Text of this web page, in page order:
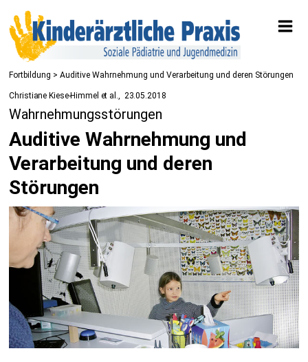
Fortbildung > Auditive Wahrnehmung und Verarbeitung und deren Störungen
Christiane Kiese-Himmel et al. 23.05.2018
Wahrnehmungsstörungen
Auditive Wahrnehmung und
Verarbeitung und deren
Störungen